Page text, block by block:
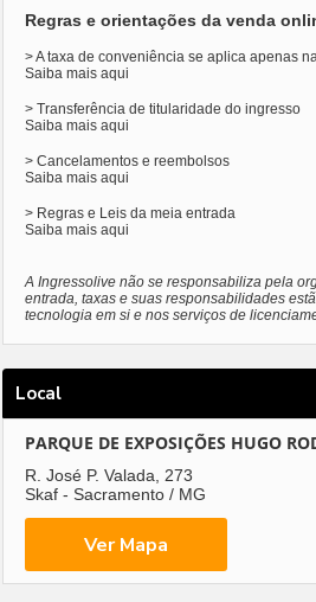
Regras e orientações da venda
> A taxa de conveniência se aplica apenas
Saiba mais aqui
> Transferência de titularidade do ingresso
Saiba mais aqui
> Cancelamentos e reembolsos
Saiba mais aqui
> Regras e Leis da meia entrada
Saiba mais aqui
A Ingressolive não se responsabiliza pela
entrada, taxas e suas responsabilidades
tecnologia em si e nos serviços de
Local
PARQUE DE EXPOSIÇÕES HUGO
R. José P. Valada, 273
Skaf - Sacramento / MG